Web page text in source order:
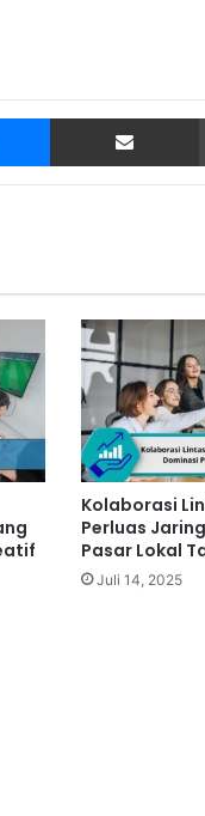
Messenger Share via Email
Kolaborasi
Perluas
Pasar Lokal
Juli 14, 2025